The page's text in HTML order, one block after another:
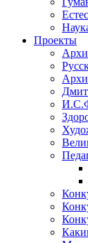
Проекты